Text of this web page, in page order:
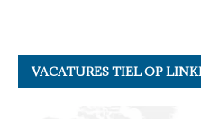
VACATURES TIEL OP